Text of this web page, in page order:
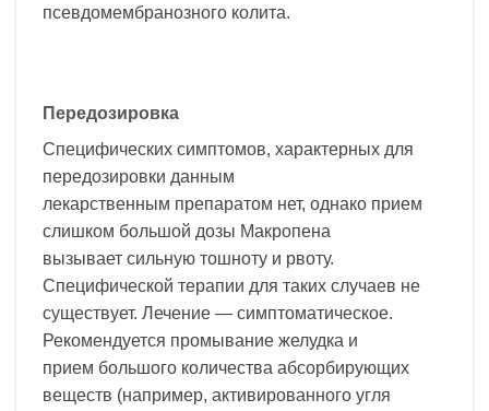
псевдомембранозного колита.
Передозировка
Специфических симптомов, характерных для
передозировки данным
лекарственным препаратом нет, однако прием
слишком большой дозы Макропена
вызывает сильную тошноту и рвоту.
Специфической терапии для таких случаев не
существует. Лечение — симптоматическое.
Рекомендуется промывание желудка и
прием большого количества абсорбирующих
веществ (например, активированного угля